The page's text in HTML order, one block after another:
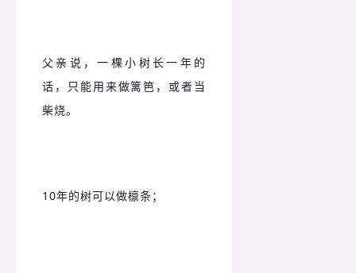
父亲说，一棵小树长一年的
话，只能用来做篱笆，或者当
柴烧。
10年的树可以做檩条；